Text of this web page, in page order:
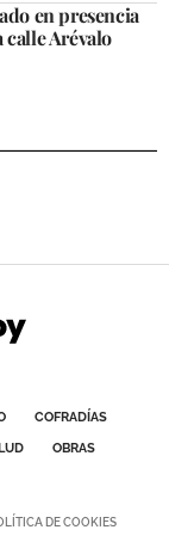
en presencia
calle Arévalo
COFRADÍAS
OBRAS
DE COOKIES